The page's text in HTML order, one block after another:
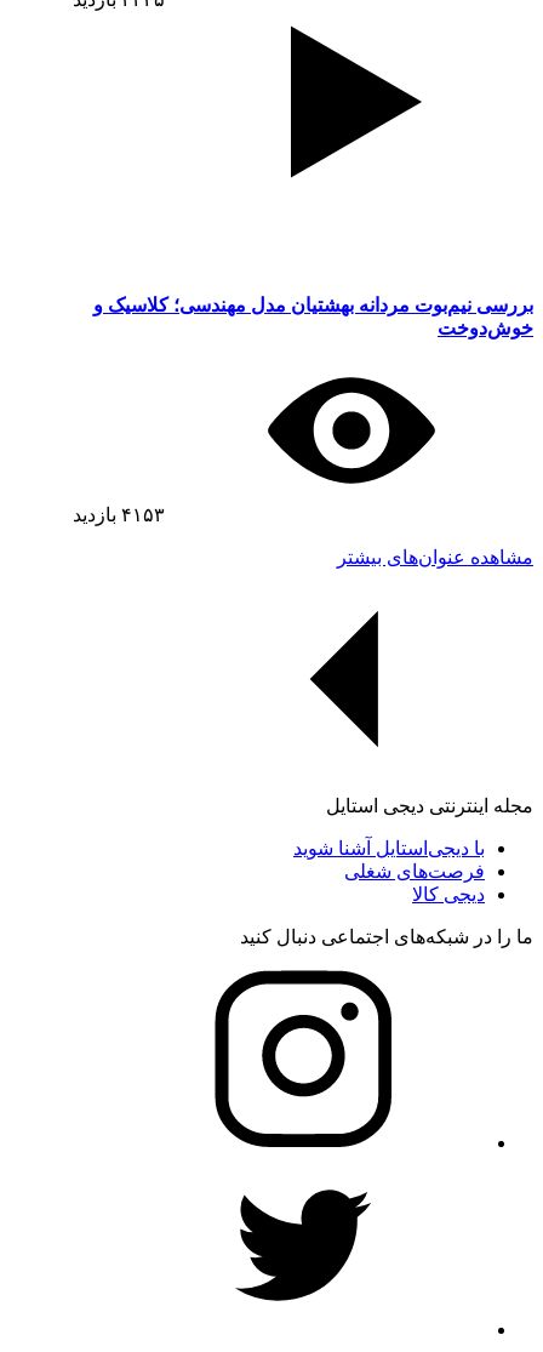
بررسی نیم‌بوت مردانه بهشتیان مدل مهندسی؛ کلاسیک و
خوش‌دوخت
۴۱۵۳ بازدید
مشاهده عنوان‌های بیشتر
مجله اینترنتی دیجی استایل
با دیجی‌استایل آشنا شوید
فرصت‌های شغلی
دیجی کالا
ما را در شبکه‌های اجتماعی دنبال کنید